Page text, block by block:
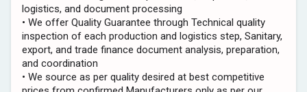
logistics, and document processing
• We offer Quality Guarantee through Technical quality
inspection of each production and logistics step, Sanitary,
export, and trade finance document analysis, preparation,
and coordination
• We source as per quality desired at best competitive